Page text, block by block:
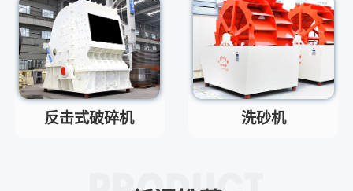
问 红星制砂机在环保上达标吗？
答 环保测验均达到标准
问 小型的制砂机类型有哪些？
答
主要有细碎机，复合破，对辊制
砂机，HX制砂机等
反击式破碎机 洗砂机